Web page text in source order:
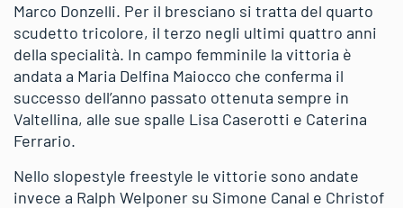
Marco Donzelli. Per il bresciano si tratta del quarto
scudetto tricolore, il terzo negli ultimi quattro anni
della specialità. In campo femminile la vittoria è
andata a Maria Delfina Maiocco che conferma il
successo dell’anno passato ottenuta sempre in
Valtellina, alle sue spalle Lisa Caserotti e Caterina
Ferrario.
Nello slopestyle freestyle le vittorie sono andate
invece a Ralph Welponer su Simone Canal e Christof